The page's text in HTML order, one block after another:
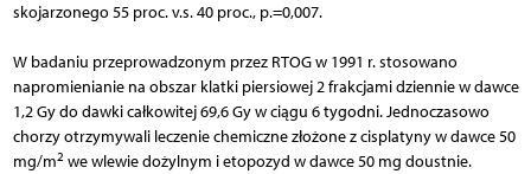
skojarzonego 55 proc. v.s. 40 proc., p.=0,007.
W badaniu przeprowadzonym przez RTOG w 1991 r. stosowano
napromienianie na obszar klatki piersiowej 2 frakcjami dziennie w dawce
1,2 Gy do dawki całkowitej 69,6 Gy w ciągu 6 tygodni. Jednoczasowo
chorzy otrzymywali leczenie chemiczne złożone z cisplatyny w dawce 50
mg/m2 we wlewie dożylnym i etopozyd w dawce 50 mg doustnie.